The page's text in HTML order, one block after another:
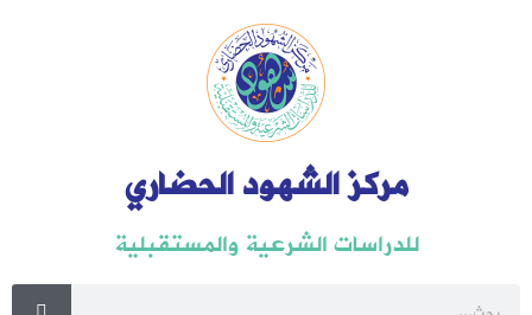
مركز الشهود الحضاري
للدراسات الشرعية والمستقبلية